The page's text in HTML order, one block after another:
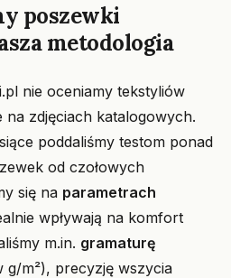
poszewki
metodologia
nie oceniamy tekstyliów
na zdjęciach katalogowych.
poddaliśmy testom ponad
od czołowych
się na parametrach
wpływają na komfort
m.in. gramaturę
g/m²), precyzję wszycia